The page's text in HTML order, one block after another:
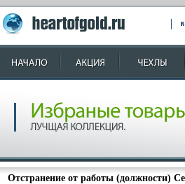
Отстранение от работы (должности)